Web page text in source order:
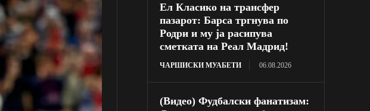
Ел Класико на трансфер
пазарот: Барса тргнува по
Родри и му ја расипува
сметката на Реал Мадрид!
ЧАРШИСКИ МУАБЕТИ 06.08.2026
(Видео) Фудбалски фанатизам: